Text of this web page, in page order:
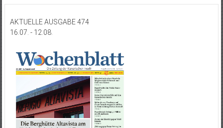
AKTUELLE AUSGABE 474
16.07. - 12.08.